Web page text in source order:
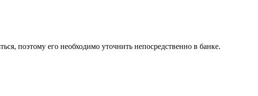
поэтому его необходимо уточнить непосредственно в банке.